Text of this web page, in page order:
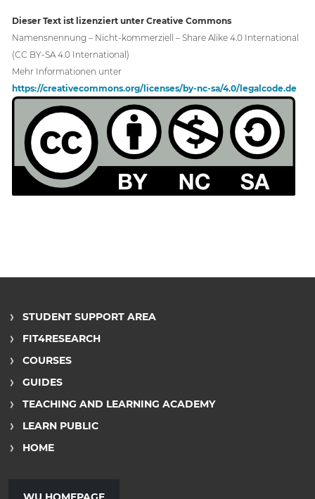
Dieser Text ist lizenziert unter Creative Commons
Namensnennung – Nicht-kommerziell – Share Alike 4.0 International
(CC BY-SA 4.0 International)
Mehr Informationen unter
https://creativecommons.org/licenses/by-nc-sa/4.0/legalcode.de
STUDENT SUPPORT AREA
FIT4RESEARCH
COURSES
GUIDES
TEACHING AND LEARNING ACADEMY
LEARN PUBLIC
HOME